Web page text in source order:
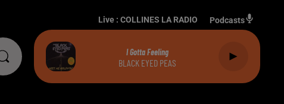
Live : COLLINES LA RADIO Podcasts
I Gotta Feeling
BLACK EYED PEAS